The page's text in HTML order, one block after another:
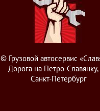
© Грузовой автосервис
Дорога на Петро-Славянку,
Санкт-Петербург